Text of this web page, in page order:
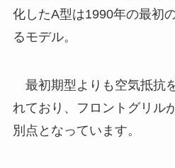
化したA型は1990年の最初
るモデル。
最初期型よりも空気抵抗
れており、フロントグリル
別点となっています。